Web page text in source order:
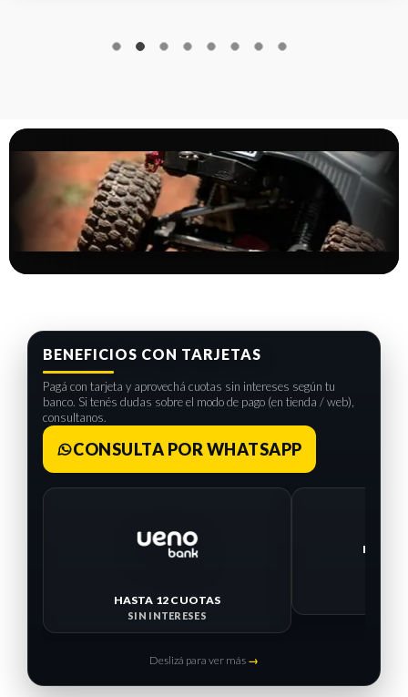
BENEFICIOS CON TARJETAS
Pagá con tarjeta y aprovechá cuotas sin intereses según tu
banco. Si tenés dudas sobre el modo de pago (en tienda / web),
consultanos.
CONSULTA POR WHATSAPP
HASTA 12 CUOTAS
SIN INTERESES
Deslizá para ver más →